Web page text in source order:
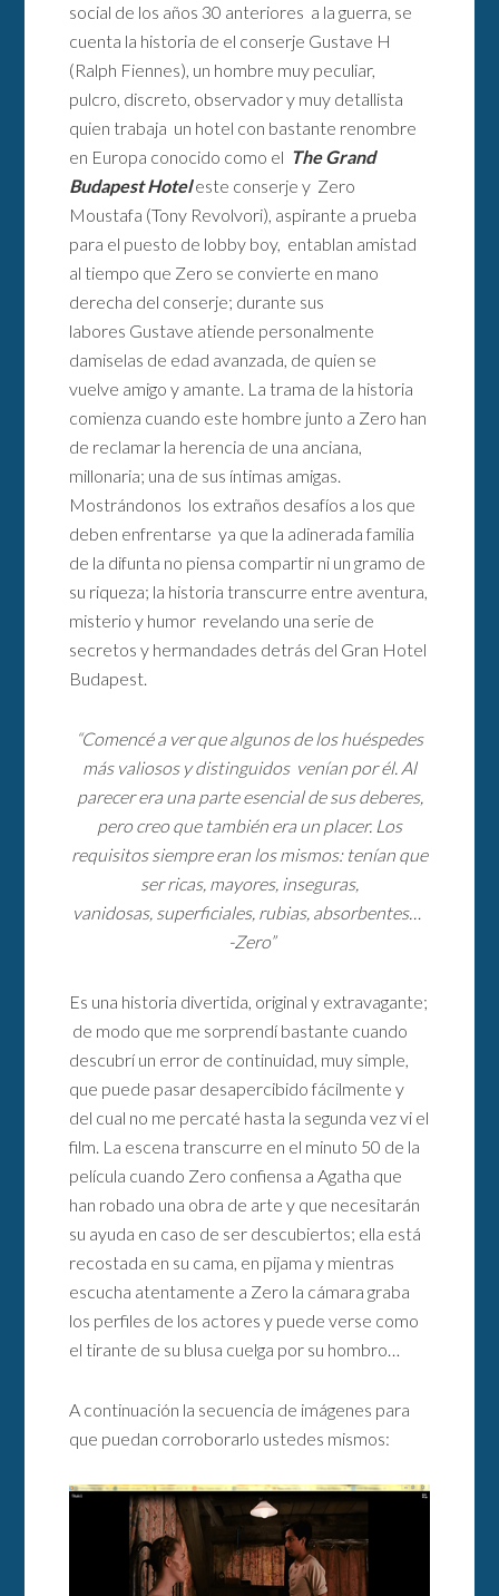
social de los años 30 anteriores a la guerra, se
cuenta la historia de el conserje Gustave H
(Ralph Fiennes), un hombre muy peculiar,
pulcro, discreto, observador y muy detallista
quien trabaja un hotel con bastante renombre
en Europa conocido como el The Grand
Budapest Hoteleste conserje y Zero
Moustafa (Tony Revolvori), aspirante a prueba
para el puesto de lobby boy, entablan amistad
al tiempo que Zero se convierte en mano
derecha del conserje; durante sus
labores Gustave atiende personalmente
damiselas de edad avanzada, de quien se
vuelve amigo y amante. La trama de la historia
comienza cuando este hombre junto a Zero han
de reclamar la herencia de una anciana,
millonaria; una de sus íntimas amigas.
Mostrándonos los extraños desafíos a los que
deben enfrentarse ya que la adinerada familia
de la difunta no piensa compartir ni un gramo de
su riqueza; la historia transcurre entre aventura,
misterio y humor revelando una serie de
secretos y hermandades detrás del Gran Hotel
Budapest.
“Comencé a ver que algunos de los huéspedes
más valiosos y distinguidos venían por él. Al
parecer era una parte esencial de sus deberes,
pero creo que también era un placer. Los
requisitos siempre eran los mismos: tenían que
ser ricas, mayores, inseguras,
vanidosas, superficiales, rubias, absorbentes…
-Zero”
Es una historia divertida, original y extravagante;
de modo que me sorprendí bastante cuando
descubrí un error de continuidad, muy simple,
que puede pasar desapercibido fácilmente y
del cual no me percaté hasta la segunda vez vi el
film. La escena transcurre en el minuto 50 de la
película cuando Zero confiensa a Agatha que
han robado una obra de arte y que necesitarán
su ayuda en caso de ser descubiertos; ella está
recostada en su cama, en pijama y mientras
escucha atentamente a Zero la cámara graba
los perfiles de los actores y puede verse como
el tirante de su blusa cuelga por su hombro…
A continuación la secuencia de imágenes para
que puedan corroborarlo ustedes mismos: